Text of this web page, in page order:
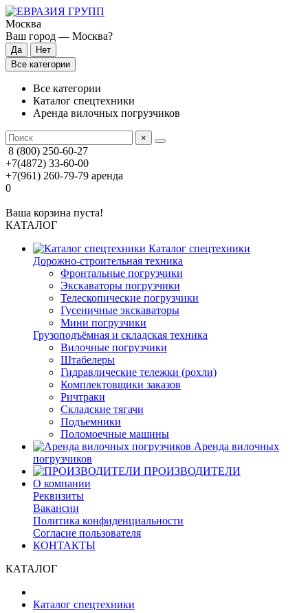
Москва
Ваш город — Москва?
Все категории
Все категории
Каталог спецтехники
Аренда вилочных погрузчиков
×
8 (800) 250-60-27
+7(4872) 33-60-00
+7(961) 260-79-79 аренда
0
Ваша корзина пуста!
КАТАЛОГ
Каталог спецтехники
Дорожно-строительная техника
Фронтальные погрузчики
Экскаваторы погрузчики
Телескопические погрузчики
Гусеничные экскаваторы
Мини погрузчики
Грузоподъёмная и складская техника
Вилочные погрузчики
Штабелеры
Гидравлические тележки (рохли)
Комплектовщики заказов
Ричтраки
Складские тягачи
Подъемники
Поломоечные машины
Аренда вилочных
погрузчиков
ПРОИЗВОДИТЕЛИ
О компании
Реквизиты
Вакансии
Политика конфиденциальности
Согласие пользователя
КОНТАКТЫ
КАТАЛОГ
Каталог спецтехники